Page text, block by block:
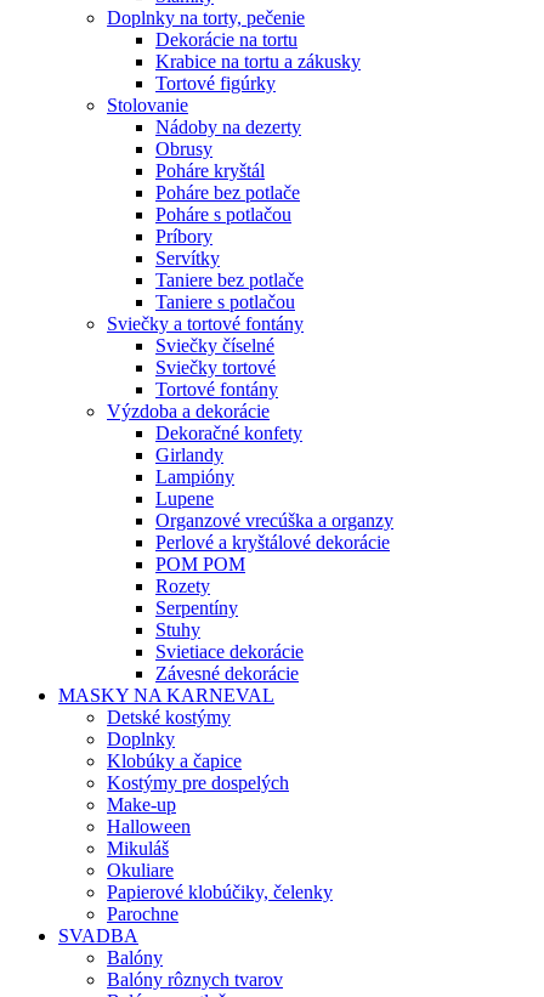
Doplnky na torty, pečenie
Dekorácie na tortu
Krabice na tortu a zákusky
Tortové figúrky
Stolovanie
Nádoby na dezerty
Obrusy
Poháre kryštál
Poháre bez potlače
Poháre s potlačou
Príbory
Servítky
Taniere bez potlače
Taniere s potlačou
Sviečky a tortové fontány
Sviečky číselné
Sviečky tortové
Tortové fontány
Výzdoba a dekorácie
Dekoračné konfety
Girlandy
Lampióny
Lupene
Organzové vrecúška a organzy
Perlové a kryštálové dekorácie
POM POM
Rozety
Serpentíny
Stuhy
Svietiace dekorácie
Závesné dekorácie
MASKY NA KARNEVAL
Detské kostýmy
Doplnky
Klobúky a čapice
Kostýmy pre dospelých
Make-up
Halloween
Mikuláš
Okuliare
Papierové klobúčiky, čelenky
Parochne
SVADBA
Balóny
Balóny rôznych tvarov